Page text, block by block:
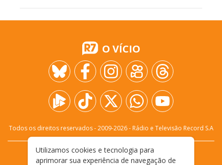
O VÍCIO
Todos os direitos reservados - 2009-2026- Rádio e Televisão Record S.A
FALE CONOSCO
PRIVACIDADE
Utilizamos cookies e tecnologia para
aprimorar sua experiência de navegação de